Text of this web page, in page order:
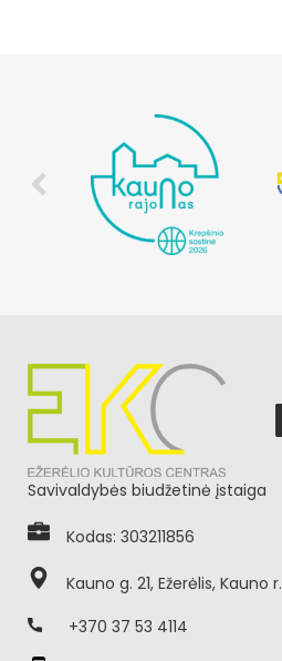
Savivaldybės biudžetinė įstaiga
Kodas: 303211856
Kauno g. 21, Ežerėlis, Kauno r.
+370 37 53 4114